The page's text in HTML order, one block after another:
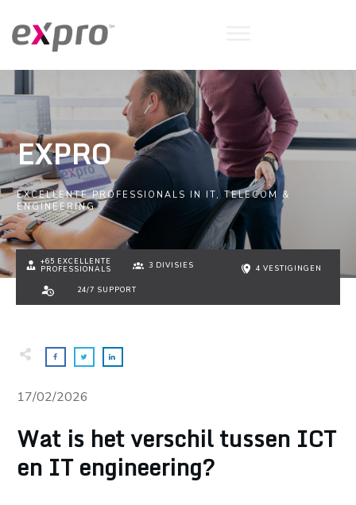
EXPRO
EXCELLENTE PROFESSIONALS IN IT, TELECOM &
ENGINEERING
+65 EXCELLENTE
PROFESSIONALS
3 DIVISIES 4 VESTIGINGEN
24/7 SUPPORT
17/02/2026
Wat is het verschil tussen ICT
en IT engineering?